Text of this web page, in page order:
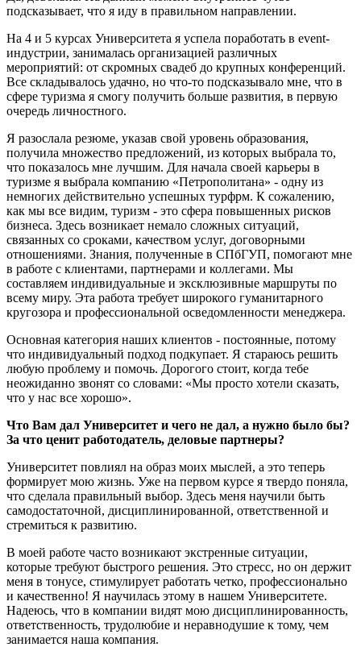
подсказывает, что я иду в правильном направлении.
На 4 и 5 курсах Университета я успела поработать в event-
индустрии, занималась организацией различных
мероприятий: от скромных свадеб до крупных конференций.
Все складывалось удачно, но что-то подсказывало мне, что в
сфере туризма я смогу получить больше развития, в первую
очередь личностного.
Я разослала резюме, указав свой уровень образования,
получила множество предложений, из которых выбрала то,
что показалось мне лучшим. Для начала своей карьеры в
туризме я выбрала компанию «Петрополитана» - одну из
немногих действительно успешных турфрм. К сожалению,
как мы все видим, туризм - это сфера повышенных рисков
бизнеса. Здесь возникает немало сложных ситуаций,
связанных со сроками, качеством услуг, договорными
отношениями. Знания, полученные в СПбГУП, помогают мне
в работе с клиентами, партнерами и коллегами. Мы
составляем индивидуальные и эксклюзивные маршруты по
всему миру. Эта работа требует широкого гуманитарного
кругозора и профессиональной осведомленности менеджера.
Основная категория наших клиентов - постоянные, потому
что индивидуальный подход подкупает. Я стараюсь решить
любую проблему и помочь. Дорогого стоит, когда тебе
неожиданно звонят со словами: «Мы просто хотели сказать,
что у нас все хорошо».
Что Вам дал Университет и чего не дал, а нужно было бы?
За что ценит работодатель, деловые партнеры?
Университет повлиял на образ моих мыслей, а это теперь
формирует мою жизнь. Уже на первом курсе я твердо поняла,
что сделала правильный выбор. Здесь меня научили быть
самодостаточной, дисциплинированной, ответственной и
стремиться к развитию.
В моей работе часто возникают экстренные ситуации,
которые требуют быстрого решения. Это стресс, но он держит
меня в тонусе, стимулирует работать четко, профессионально
и качественно! Я научилась этому в нашем Университете.
Надеюсь, что в компании видят мою дисциплинированность,
ответственность, трудолюбие и неравнодушие к тому, чем
занимается наша компания.